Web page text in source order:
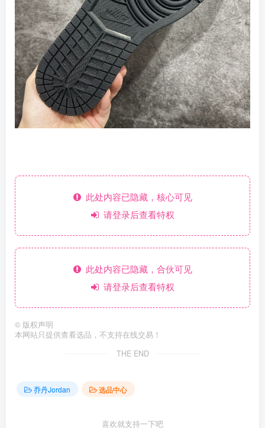
此处内容已隐藏，核心可见
请登录后查看特权
此处内容已隐藏，合伙可见
请登录后查看特权
© 版权声明
本网站只提供查看选品，不支持在线交易！
THE END
乔丹Jordan 选品中心
喜欢就支持一下吧